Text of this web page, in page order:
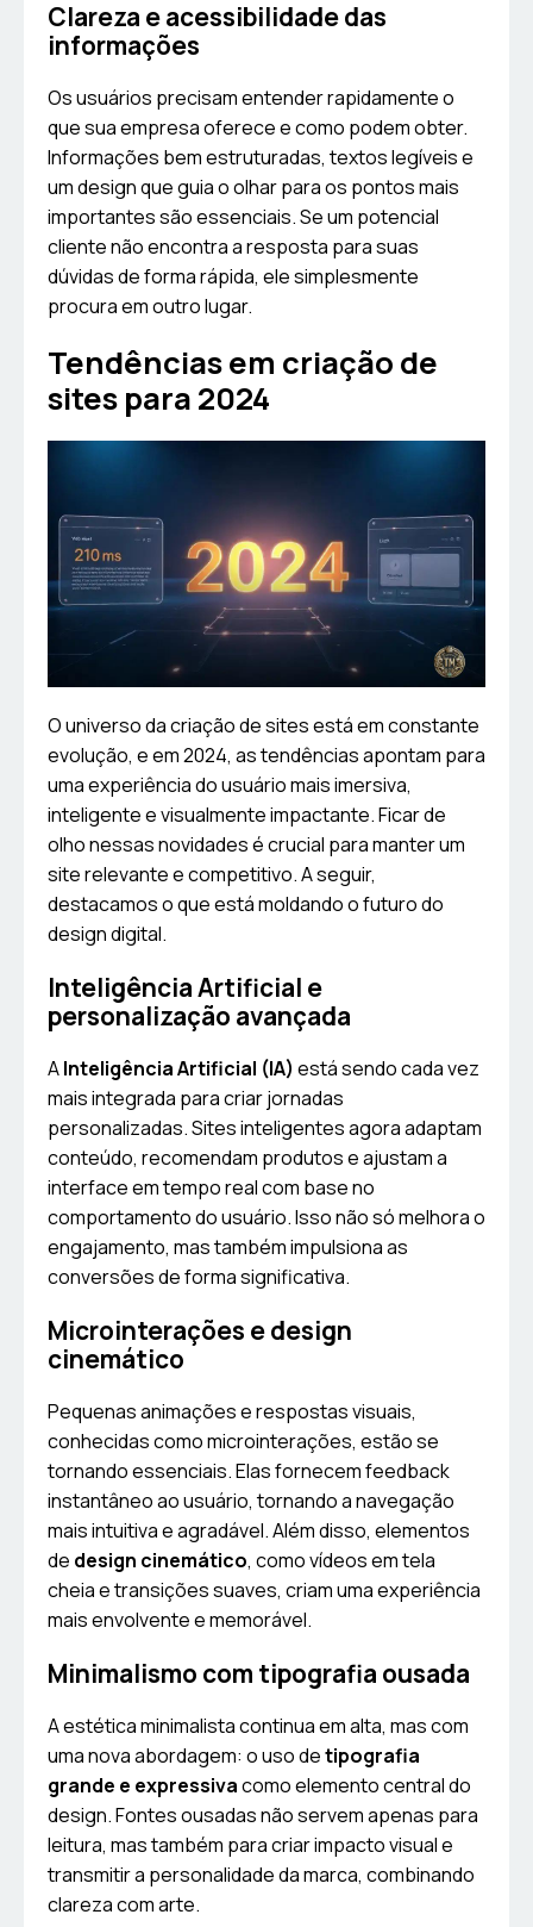
Clareza e acessibilidade das
informações
Os usuários precisam entender rapidamente o
que sua empresa oferece e como podem obter.
Informações bem estruturadas, textos legíveis e
um design que guia o olhar para os pontos mais
importantes são essenciais. Se um potencial
cliente não encontra a resposta para suas
dúvidas de forma rápida, ele simplesmente
procura em outro lugar.
Tendências em criação de
sites para 2024
O universo da criação de sites está em constante
evolução, e em 2024, as tendências apontam para
uma experiência do usuário mais imersiva,
inteligente e visualmente impactante. Ficar de
olho nessas novidades é crucial para manter um
site relevante e competitivo. A seguir,
destacamos o que está moldando o futuro do
design digital.
Inteligência Artificial e
personalização avançada
AInteligência Artificial (IA) está sendo cada vez
mais integrada para criar jornadas
personalizadas. Sites inteligentes agora adaptam
conteúdo, recomendam produtos e ajustam a
interface em tempo real com base no
comportamento do usuário. Isso não só melhora o
engajamento, mas também impulsiona as
conversões de forma significativa.
Microinterações e design
cinemático
Pequenas animações e respostas visuais,
conhecidas como microinterações, estão se
tornando essenciais. Elas fornecem feedback
instantâneo ao usuário, tornando a navegação
mais intuitiva e agradável. Além disso, elementos
de design cinemático, como vídeos em tela
cheia e transições suaves, criam uma experiência
mais envolvente e memorável.
Minimalismo com tipografia ousada
A estética minimalista continua em alta, mas com
uma nova abordagem: o uso detipografia
grande e expressivacomo elemento central do
design. Fontes ousadas não servem apenas para
leitura, mas também para criar impacto visual e
transmitir a personalidade da marca, combinando
clareza com arte.